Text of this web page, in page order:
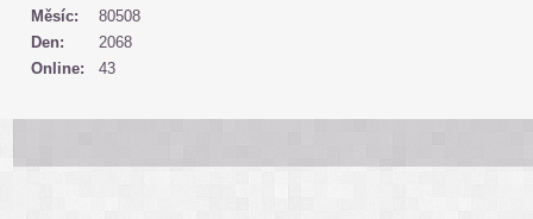
Online: 43
Měsíc:
80508
Den:
2068